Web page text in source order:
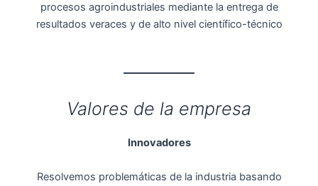
procesos agroindustriales mediante la entrega de
resultados veraces y de alto nivel científico-técnico
Valores de la empresa
Innovadores
Resolvemos problemáticas de la industria basando